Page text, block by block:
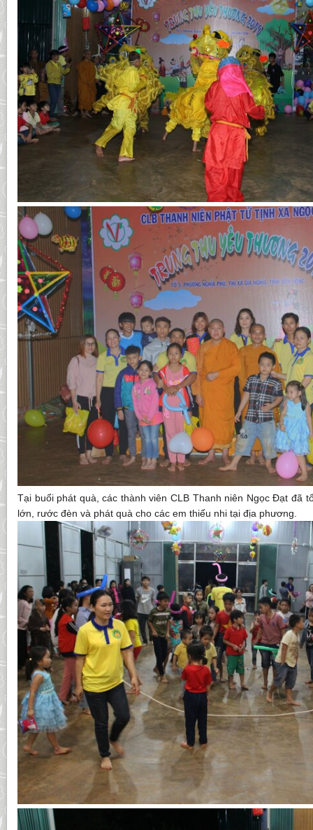
Tại buổi phát quà, các thành viên CLB Thanh niên Ngọc Đạt đã
lớn, rước đèn và phát quà cho các em thiếu nhi tại địa phương.